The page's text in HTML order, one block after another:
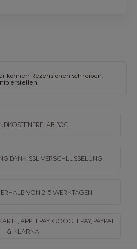
können Rezensionen schreiben.
erstellen
AB 30€
DANK SSL VERSCHLÜSSELUNG
VON 2-5 WERKTAGEN
APPLEPAY, GOOGLEPAY, PAYPAL
& KLARNA